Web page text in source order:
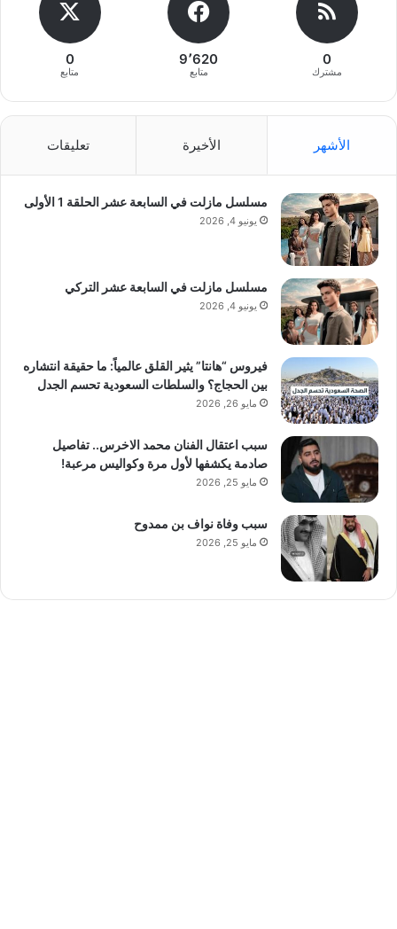
0
مشترك
9٬620
متابع
0
متابع
الأشهر الأخيرة تعليقات
مسلسل مازلت في السابعة عشر الحلقة 1 الأولى
يونيو 4, 2026
مسلسل مازلت في السابعة عشر التركي
يونيو 4, 2026
فيروس “هانتا” يثير القلق عالمياً: ما حقيقة انتشاره
بين الحجاج؟ والسلطات السعودية تحسم الجدل
مايو 26, 2026
سبب اعتقال الفنان محمد الاخرس.. تفاصيل
صادمة يكشفها لأول مرة وكواليس مرعبة!
مايو 25, 2026
سبب وفاة نواف بن ممدوح
مايو 25, 2026